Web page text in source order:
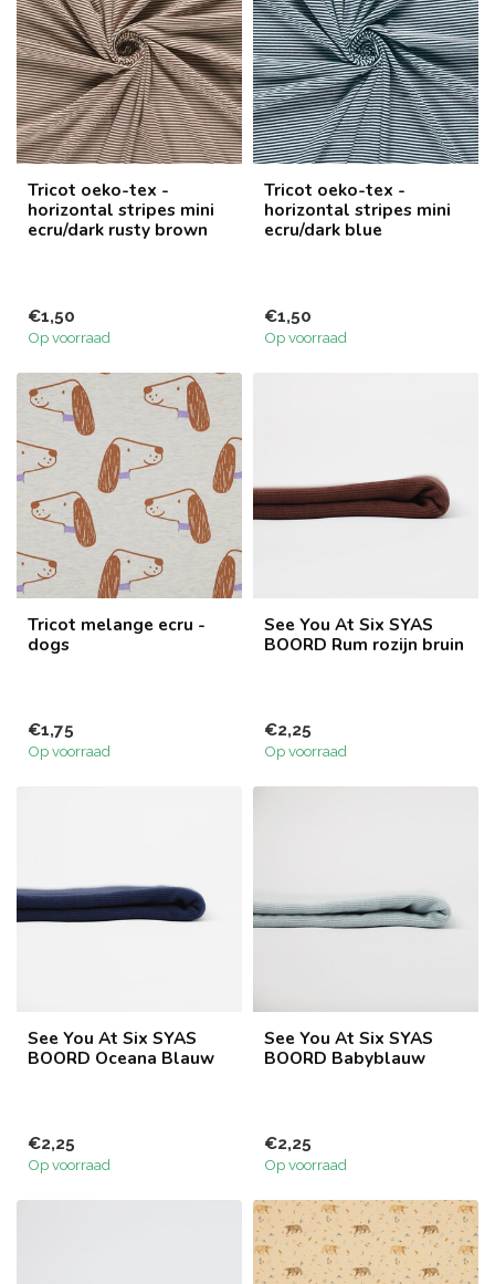
Tricot oeko-tex -
horizontal stripes mini
ecru/dark rusty brown
€1,50
Op voorraad
Tricot oeko-tex -
horizontal stripes mini
ecru/dark blue
€1,50
Op voorraad
Tricot melange ecru -
dogs
€1,75
Op voorraad
See You At Six SYAS
BOORD Rum rozijn bruin
€2,25
Op voorraad
See You At Six SYAS
BOORD Oceana Blauw
€2,25
Op voorraad
See You At Six SYAS
BOORD Babyblauw
€2,25
Op voorraad